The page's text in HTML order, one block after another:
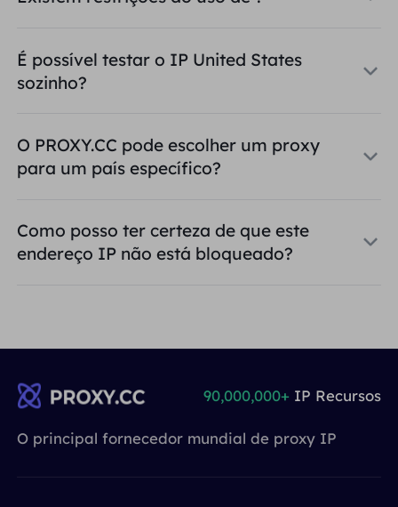
É possível testar o IP United States
sozinho?
O PROXY.CC pode escolher um proxy
para um país específico?
Como posso ter certeza de que este
endereço IP não está bloqueado?
O principal fornecedor mundial de proxy IP
90,000,000+ IP Recursos